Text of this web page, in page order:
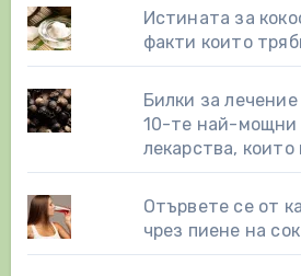
Истината за
факти които
Билки за
10-те най-мощни
лекарства,
Отървете се от
чрез пиене на сок